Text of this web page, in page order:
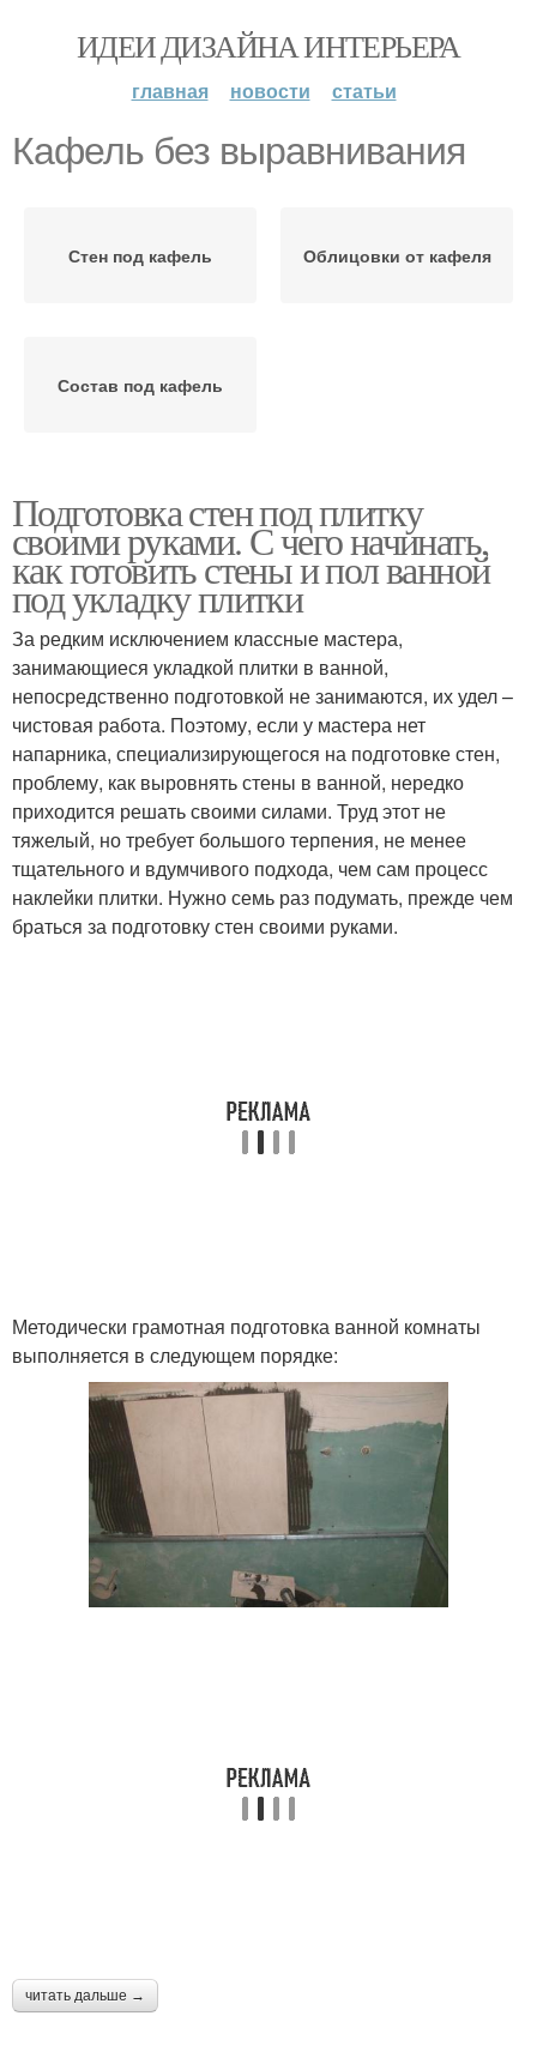
ИДЕИ ДИЗАЙНА ИНТЕРЬЕРА
главная новости статьи
Кафель без выравнивания
Стен под кафель Облицовки от кафеля
Состав под кафель
Подготовка стен под плитку
своими руками. С чего начинать,
как готовить стены и пол ванной
под укладку плитки
За редким исключением классные мастера,
занимающиеся укладкой плитки в ванной,
непосредственно подготовкой не занимаются, их удел –
чистовая работа. Поэтому, если у мастера нет
напарника, специализирующегося на подготовке стен,
проблему, как выровнять стены в ванной, нередко
приходится решать своими силами. Труд этот не
тяжелый, но требует большого терпения, не менее
тщательного и вдумчивого подхода, чем сам процесс
наклейки плитки. Нужно семь раз подумать, прежде чем
браться за подготовку стен своими руками.
Методически грамотная подготовка ванной комнаты
выполняется в следующем порядке:
читать дальше →